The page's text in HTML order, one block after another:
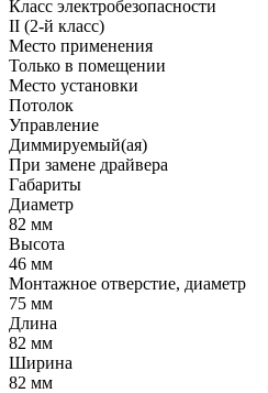
Класс электробезопасности
II (2-й класс)
Место применения
Только в помещении
Место установки
Потолок
Управление
Диммируемый(ая)
При замене драйвера
Габариты
Диаметр
82 мм
Высота
46 мм
Монтажное отверстие, диаметр
75 мм
Длина
82 мм
Ширина
82 мм